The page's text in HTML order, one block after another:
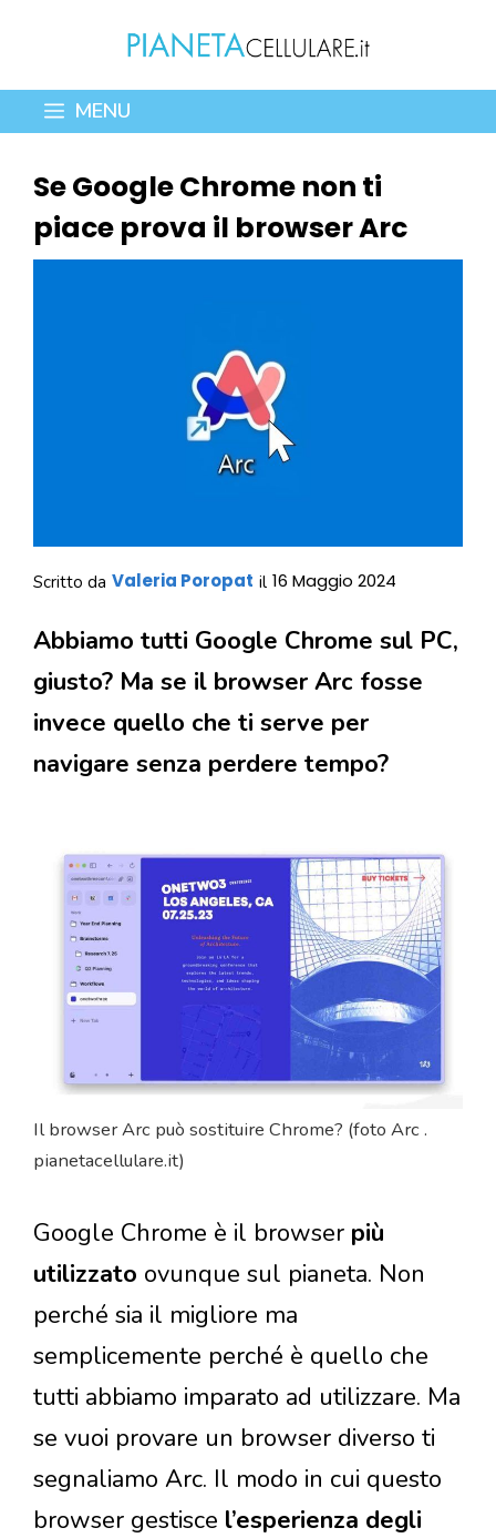
contenuto
MENU
Se Google Chrome non ti
piace prova il browser Arc
Scritto da Valeria Poropat il 16 Maggio 2024
Abbiamo tutti Google Chrome sul PC,
giusto? Ma se il browser Arc fosse
invece quello che ti serve per
navigare senza perdere tempo?
Il browser Arc può sostituire Chrome? (foto Arc .
pianetacellulare.it)
Google Chrome è il browser più
utilizzato ovunque sul pianeta. Non
perché sia il migliore ma
semplicemente perché è quello che
tutti abbiamo imparato ad utilizzare. Ma
se vuoi provare un browser diverso ti
segnaliamo Arc. Il modo in cui questo
browser gestisce l’esperienza degli